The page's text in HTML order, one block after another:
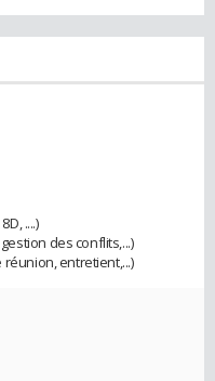
....)
des conflits,...)
entretient,...)